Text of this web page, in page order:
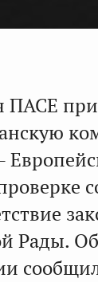
ПАСЕ
Рады.